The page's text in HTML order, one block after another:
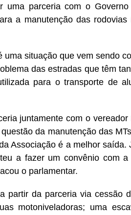
uma parceria com o
a manutenção das
uma situação que vem sendo
das estradas que têm
para o transporte de
juntamente com o
da manutenção das
Associação é a melhor saída.
a fazer um convênio com
o parlamentar.
partir da parceria via cessão
motoniveladoras; uma